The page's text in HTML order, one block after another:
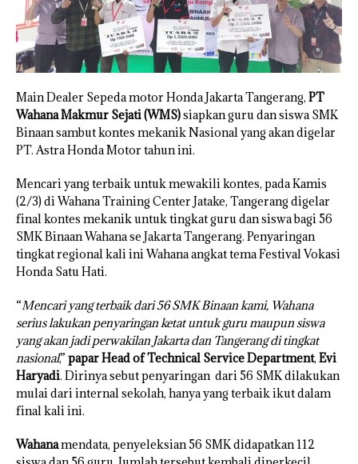
Main Dealer Sepeda motor Honda Jakarta Tangerang, PT
Wahana Makmur Sejati (WMS)siapkan guru dan siswa SMK
Binaan sambut kontes mekanik Nasional yang akan digelar
PT. Astra Honda Motor tahun ini.
Mencari yang terbaik untuk mewakili kontes, pada Kamis
(2/3) di Wahana Training Center Jatake, Tangerang digelar
final kontes mekanik untuk tingkat guru dan siswa bagi 56
SMK Binaan Wahana se Jakarta Tangerang. Penyaringan
tingkat regional kali ini Wahana angkat tema Festival Vokasi
Honda Satu Hati.
“Mencari yang terbaik dari 56 SMK Binaan kami, Wahana
serius lakukan penyaringan ketat untuk guru maupun siswa
yang akan jadi perwakilan Jakarta dan Tangerang di tingkat
nasional,” papar Head of Technical Service Department, Evi
Haryadi. Dirinya sebut penyaringan dari 56 SMK dilakukan
mulai dari internal sekolah, hanya yang terbaik ikut dalam
final kali ini.
Wahanamendata, penyeleksian 56 SMK didapatkan 112